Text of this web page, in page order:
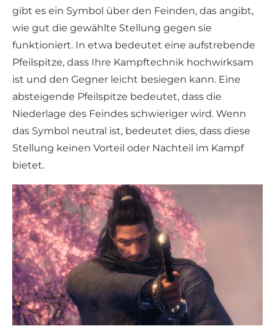
gibt es ein Symbol über den Feinden, das angibt,
wie gut die gewählte Stellung gegen sie
funktioniert. In etwa bedeutet eine aufstrebende
Pfeilspitze, dass Ihre Kampftechnik hochwirksam
ist und den Gegner leicht besiegen kann. Eine
absteigende Pfeilspitze bedeutet, dass die
Niederlage des Feindes schwieriger wird. Wenn
das Symbol neutral ist, bedeutet dies, dass diese
Stellung keinen Vorteil oder Nachteil im Kampf
bietet.